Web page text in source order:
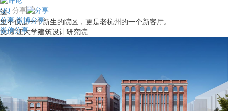
分享
QQ
分享 微博分享
微信分享
这
里不仅是一个新生的院区，更是老杭州的一个新客厅。
文/浙江大学建筑设计研究院